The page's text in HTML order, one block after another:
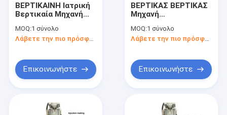
ΒΕΡΤΙΚΑΙΝΗ Ιατρική
Βερτικαία Μηχανή
Ένεση για την
κατασκευή μπάλας
MOQ:1 σύνολο
Λάβετε την πιο πρόσφατη τιμή
Επικοινωνήστε
ΒΕΡΤΙΚΑΣ ΒΕΡΤΙΚΑΣ
Μηχανή
Ένεση Μηχανή
Κατασκευής Κελιών
MOQ:1 σύνολο
Επικοινωνήστε